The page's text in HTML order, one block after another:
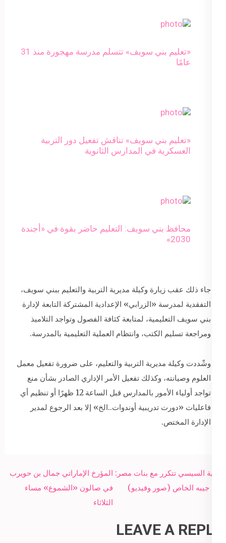
«تعليم بني سويف» تتسلم مدرسة مهجورة منذ 31
عامًا
«تعليم بني سويف» تناقش تفعيل دور التربية
العسكرية في المدارس الثانوية
محافظ بني سويف: التعليم حاضر بقوة في «أجندة
2030»
جاء ذلك عقب زيارة وكيلة مديرية التربية والتعليم ببني سويف،
التفقدية لمدرسة «الزرابي» الإعدادية المشتركة التابعة لإدارة
بني سويف التعليمية، لمتابعة كثافة الفصول وتواجد التلاميذ
ومراجعة تسليم الكتب، وانتظام العملية التعليمية بالمدرسة.
وشّددت وكيلة مديرية التربية والتعليم، على ضرورة تفعيل معمل
العلوم وصيانته، وكذلك تفعيل الأمر الإداري الصادر بشأن منع
تواجد أولياء الأمور بالمدارس قبل الساعة 12 ظهرًا أو تنظيم أي
فاعليات «دورت تدريبية أوندوات..الخ» إلا بعد الرجوع لمدير
الإدارة المختص.
Post
navigation
المؤرخ الإماراتي جمال بن حويرب
في صالون «الشموع» مساء
الثلاثاء
هدية السيسي تتكرر مع بنات مصر:
من جيبه الخاص (صور وفيديو)
LEAVE A REPLY